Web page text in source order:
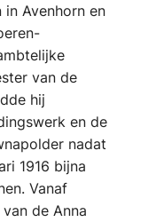
Avenhorn en
van de
hij
en de
nadat
1916 bijna
Vanaf
de Anna